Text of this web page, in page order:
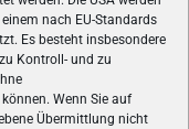
nach EU-Standards
Es besteht insbesondere
Kontroll- und zu
Wenn Sie auf
Übermittlung nicht
ist das älteste Online-
aktuelle News,
Gaming-
e-Sport's.